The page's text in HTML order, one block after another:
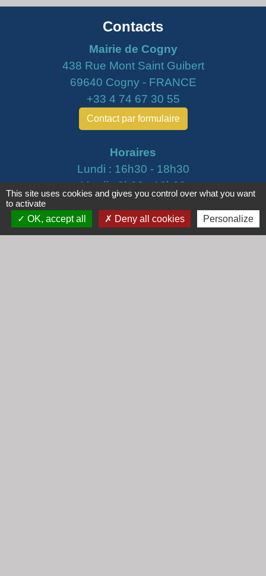
Contacts
Mairie de Cogny
438 Rue Mont Saint Guibert
69640 Cogny - FRANCE
+33 4 74 67 30 55
Contact par formulaire
Horaires
Lundi : 16h30 - 18h30
Mardi : 8h30 - 12h00
Mercredi : 9h00 - 12h00
Vendredi : 16h00 - 18h00
This site uses cookies and gives you control over what you want
to activate
OK, accept all
Deny all cookies Personalize